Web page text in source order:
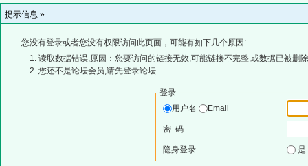
提示信息 »
您没有登录或者您没有权限访问此页面，可能有如下几个原因:
读取数据错误,原因：您要访问的链接无效,可能链接不完整,或数据已被删
您还不是论坛会员,请先登录论坛
登录
用户名
Email
密 码
隐身登录